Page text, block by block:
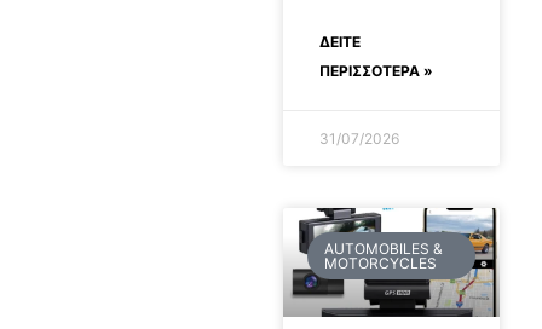
ΔΕΊΤΕ
ΠΕΡΙΣΣΟΤΕΡΑ »
31/07/2026
AUTOMOBILES &
MOTORCYCLES